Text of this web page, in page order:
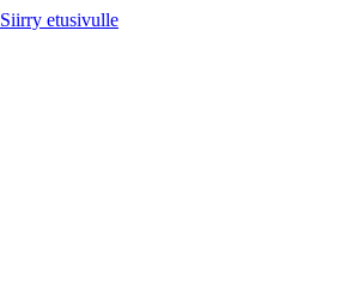
Siirry etusivulle